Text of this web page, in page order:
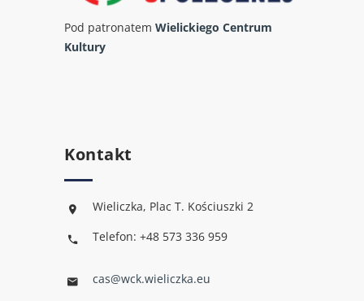
Pod patronatem Wielickiego Centrum
Kultury
Kontakt
Wieliczka, Plac T. Kościuszki 2
Telefon: +48 573 336 959
cas@wck.wieliczka.eu